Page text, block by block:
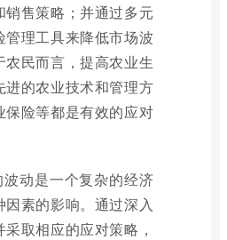
销售策略；并通过多元
管理工具来降低市场波
农民而言，提高农业生
进的农业技术和管理方
保险等都是有效的应对
动是一个复杂的经济
素的影响。通过深入
取相应的应对策略，